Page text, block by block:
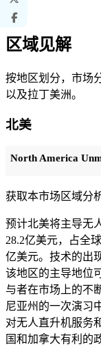
额。
区域见解
按地区划分，市场
以及拉丁美洲。
北美
North America
获取本市场区域分
预计北美将主导无
28.2亿美元，占全
亿美元。技术的出
该地区的主导地位
与者在市场上的不
尼亚州的一次演习
对无人直升机服务
国和加拿大有利的